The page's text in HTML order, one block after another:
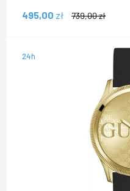
495,00 zł 739,00zł
24h